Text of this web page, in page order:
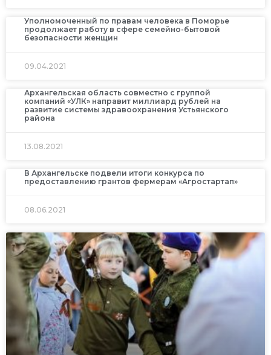
Уполномоченный по правам человека в Поморье
продолжает работу в сфере семейно-бытовой
безопасности женщин
09.04.2021
Архангельская область совместно с группой
компаний «УЛК» направит миллиард рублей на
развитие системы здравоохранения Устьянского
района
13.08.2021
В Архангельске подвели итоги конкурса по
предоставлению грантов фермерам «Агростартап»
08.06.2021